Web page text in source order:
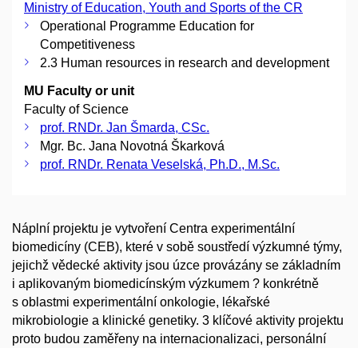
Ministry of Education, Youth and Sports of the CR
Operational Programme Education for
Competitiveness
2.3 Human resources in research and development
MU Faculty or unit
Faculty of Science
prof. RNDr. Jan Šmarda, CSc.
Mgr. Bc. Jana Novotná Škarková
prof. RNDr. Renata Veselská, Ph.D., M.Sc.
Náplní projektu je vytvoření Centra experimentální
biomedicíny (CEB), které v sobě soustředí výzkumné týmy,
jejichž vědecké aktivity jsou úzce provázány se základním
i aplikovaným biomedicínským výzkumem ? konkrétně
s oblastmi experimentální onkologie, lékařské
mikrobiologie a klinické genetiky. 3 klíčové aktivity projektu
proto budou zaměřeny na internacionalizaci, personální